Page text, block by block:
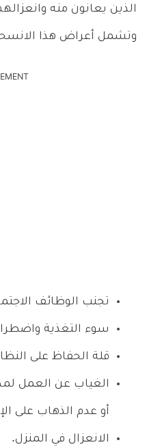
الذين يعانون منه
وتشمل أعراض هذا
تجنب الوظائف
سوء التغذية
قلة الحفاظ على
الغياب عن العمل
أو عدم الذهاب على
الانعزال في المنزل.